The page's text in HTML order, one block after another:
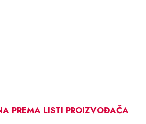
PREMA LISTI PROIZVOĐAČA